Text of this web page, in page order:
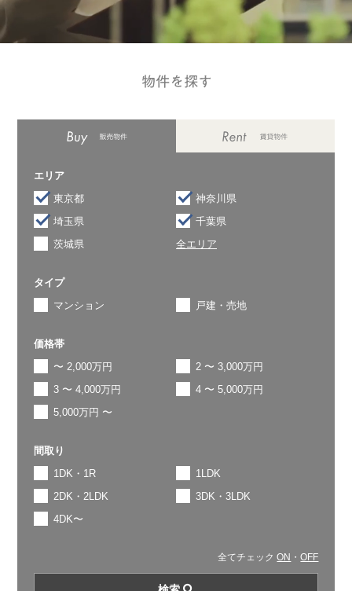
エリア
東京都
神奈川県
埼玉県
千葉県
茨城県
全エリア
タイプ
マンション
戸建・売地
価格帯
〜 2,000万円
2 〜 3,000万円
3 〜 4,000万円
4 〜 5,000万円
5,000万円 〜
間取り
1DK・1R
1LDK
2DK・2LDK
3DK・3LDK
4DK〜
全てチェックON ・OFF